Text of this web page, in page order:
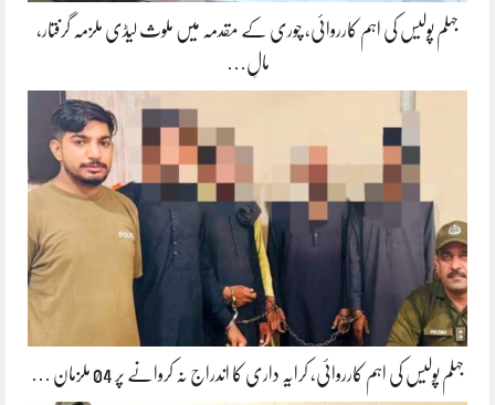
جہلم پولیس کی اہم کارروائی، چوری کے مقدمہ میں ملوث لیڈی ملزمہ گرفتار،
مالِ…
جہلم پولیس کی اہم کارروائی، کرایہ داری کا اندراج نہ کروانے پر 04 ملزمان …